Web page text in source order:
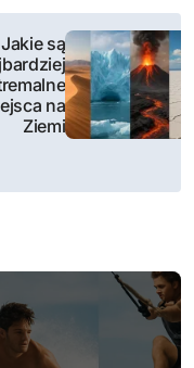
Jakie są
na
Ziemi